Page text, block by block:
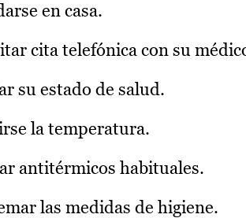
en casa.
cita telefónica con su
su estado de salud.
la temperatura.
antitérmicos habituales.
las medidas de higiene.